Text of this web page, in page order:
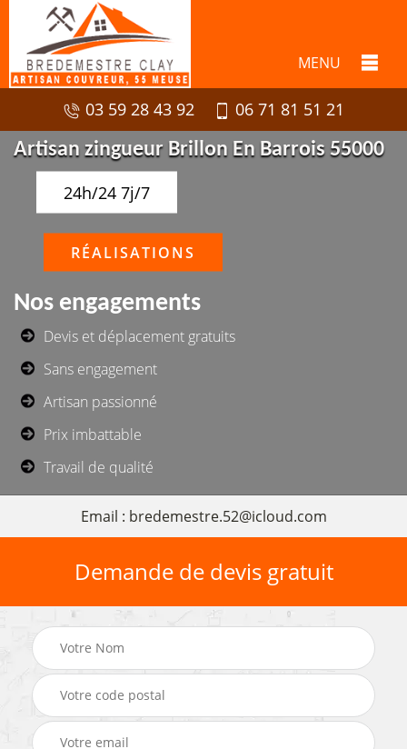
MENU
03 59 28 43 92
06 71 81 51 21
Artisan zingueur Brillon En Barrois 55000
24h/24 7j/7
RÉALISATIONS
Nos engagements
Devis et déplacement gratuits
Sans engagement
Artisan passionné
Prix imbattable
Travail de qualité
Email : bredemestre.52@icloud.com
Demande de devis gratuit